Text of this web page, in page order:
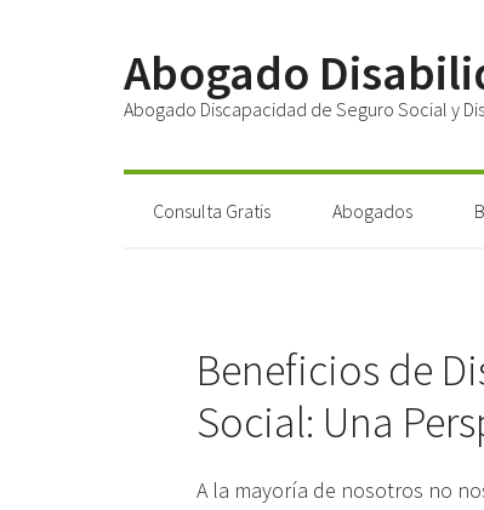
Abogado
Abogado Discapacidad de Seguro Social y
Consulta Gratis Abogados
Beneficios de
Social: Una
A la mayoría de nosotros no